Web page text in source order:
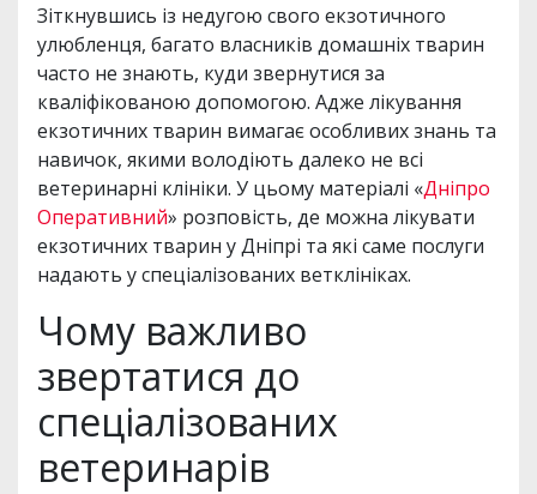
Зіткнувшись із недугою свого екзотичного
улюбленця, багато власників домашніх тварин
часто не знають, куди звернутися за
кваліфікованою допомогою. Адже лікування
екзотичних тварин вимагає особливих знань та
навичок, якими володіють далеко не всі
ветеринарні клініки. У цьому матеріалі «Дніпро
Оперативний» розповість, де можна лікувати
екзотичних тварин у Дніпрі та які саме послуги
надають у спеціалізованих ветклініках.
Чому важливо
звертатися до
спеціалізованих
ветеринарів